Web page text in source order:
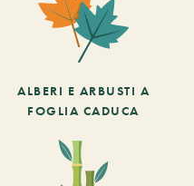
ALBERI E ARBUSTI A
FOGLIA CADUCA